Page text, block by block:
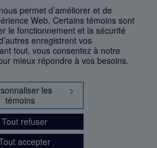
4 5 … 1168
permet d’améliorer et de
Web. Certains témoins sont
le fonctionnement et la sécurité
enregistrent vos
tout, vous consentez à notre
mieux répondre à vos besoins.
les
témoins
>
Tout refuser
accepter